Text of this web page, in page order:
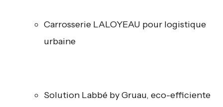
Carrosserie LALOYEAU pour logistique
urbaine
Solution Labbé by Gruau, eco-efficiente